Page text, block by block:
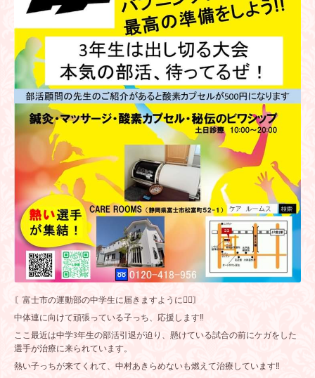
〘富士市の運動部の中学生に届きますように❤️‍🔥〙
中体連に向けて頑張っている子っち、応援します‼️
ここ最近は中学3年生の部活引退が迫り、懸けている試合の前にケガをした
選手が治療に来られています。
熱い子っちが来てくれて、中村あきらめないも燃えて治療しています‼️